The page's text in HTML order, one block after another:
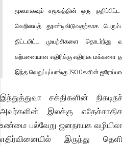
மூலமாகவும் சமூகத்தின் ஒரு
வெறியைத் தூண்டிவிடுவதற்காக
திட்டமிட்ட முயற்சிகளை தொடர்ந்து
கற்பனையான எதிரிக்கு எதிராக மக்களை
இந்த வெறுப்புப்பாங்கு 1930களின்
இந்துத்துவா சக்திகளின்
அவர்களின் இலக்கு
உண்மை பல்வேறு ஜனநாயக
எதிர்வினையில் இருந்து